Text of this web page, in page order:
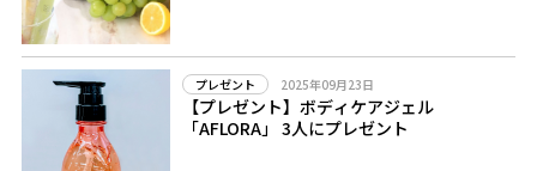
プレゼント 2025年09月23日
【プレゼント】ボディケアジェル
「AFLORA」 3人にプレゼント